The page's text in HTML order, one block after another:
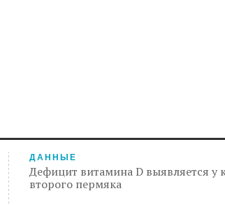
ДАННЫЕ
Дефицит витамина D выявляется у
второго пермяка